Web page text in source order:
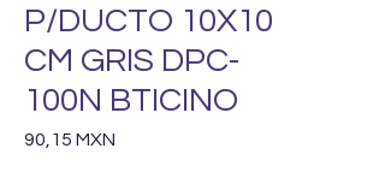
P/DUCTO 10X10
CM GRIS DPC-
100N BTICINO
90,15 MXN